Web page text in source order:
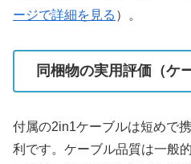
ージで詳細を見る ）。
同梱物の実用評価（ケ
付属の2in1ケーブルは短めで
利です。ケーブル品質は一般